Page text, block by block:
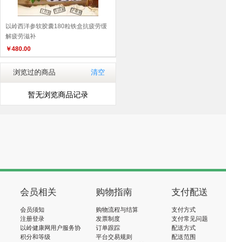
以岭西洋参软胶囊180粒铁盒抗疲劳缓
解疲劳滋补
￥480.00
浏览过的商品 清空
暂无浏览商品记录
会员相关
会员须知
注册登录
以岭健康网用户服务协
议
积分和等级
购物指南
购物流程与结算
发票制度
订单跟踪
平台交易规则
支付配送
支付方式
支付常见问题
配送方式
配送范围